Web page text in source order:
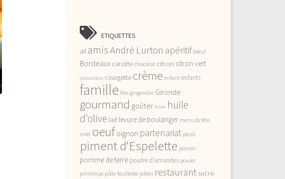
ETIQUETTES
ail amisAndré Lurton apéritif boeuf
Bordeaux carottechocolat citron citron vert
concombre courgette crème enfant enfants
famille fête gingembre Gironde
gourmand goûter hiver huile
d'olive lait levure de boulanger menu de fête
miel oeuf oignon partenariat persil
piment d'Espelette poivron
pomme de terre poudre d'amandes poulet
printemps pâte feuilletée pâtes restaurant sucre